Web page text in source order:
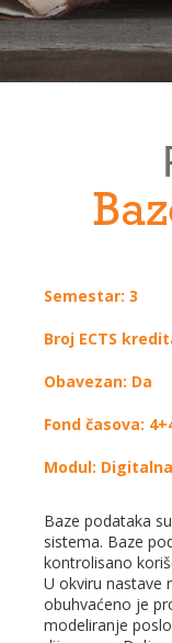
Semestar: 3
Broj ECTS
Obavezan: Da
Fond časova:
Modul:
Baze podataka
sistema. Baze
kontrolisano
U okviru nastave
obuhvaćeno je
modeliranje